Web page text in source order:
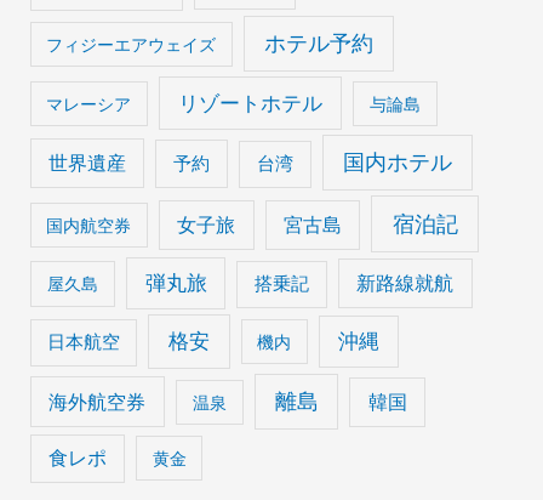
フィジーエアウェイズ ホテル予約
マレーシア リゾートホテル 与論島
世界遺産 予約 台湾 国内ホテル
国内航空券 女子旅 宮古島 宿泊記
屋久島 弾丸旅 搭乗記 新路線就航
日本航空 格安 機内 沖縄
海外航空券 温泉 離島 韓国
食レポ 黄金